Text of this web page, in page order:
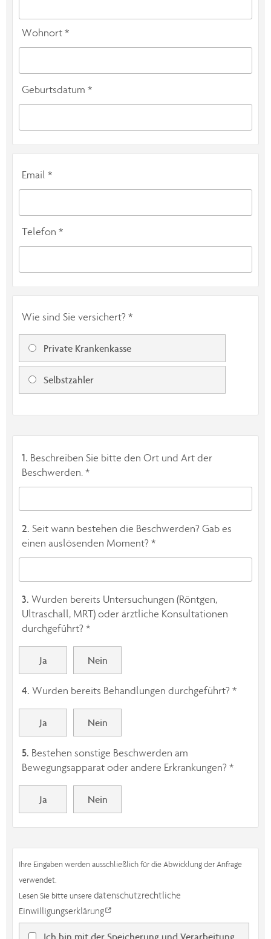
Wohnort *
Geburtsdatum *
Email *
Telefon *
Wie sind Sie versichert? *
Private Krankenkasse
Selbstzahler
1. Beschreiben Sie bitte den Ort und Art der
Beschwerden. *
2. Seit wann bestehen die Beschwerden? Gab es
einen auslösenden Moment? *
3. Wurden bereits Untersuchungen (Röntgen,
Ultraschall, MRT) oder ärztliche Konsultationen
durchgeführt? *
Ja Nein
4. Wurden bereits Behandlungen durchgeführt? *
Ja Nein
5. Bestehen sonstige Beschwerden am
Bewegungsapparat oder andere Erkrankungen? *
Ja Nein
Ihre Eingaben werden ausschließlich für die Abwicklung der Anfrage
verwendet.
Lesen Sie bitte unseredatenschutzrechtliche
Einwilligungserklärung
Ich bin mit der Speicherung und Verarbeitung